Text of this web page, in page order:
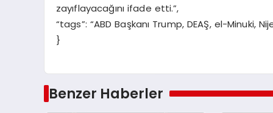
zayıflayacağını ifade etti.”,
“tags”: “ABD Başkanı Trump, DEAŞ, el-Minuki,
}
Benzer Haberler